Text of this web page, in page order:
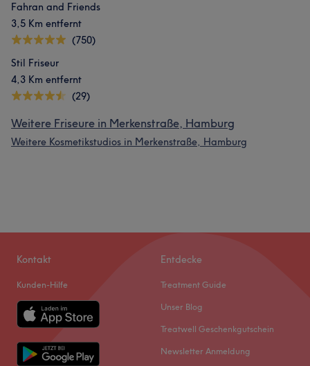
Fahran and Friends
3,5 Km entfernt
(750)
Stil Friseur
4,3 Km entfernt
(29)
Weitere Friseure in Merkenstraße, Hamburg
Weitere Kosmetikstudios in Merkenstraße, Hamburg
Kontakt
Kunden-Hilfe
Entdecke
Treatment Guide
Unser Blog
Treatwell Geschenkgutschein
Newsletter Anmeldung